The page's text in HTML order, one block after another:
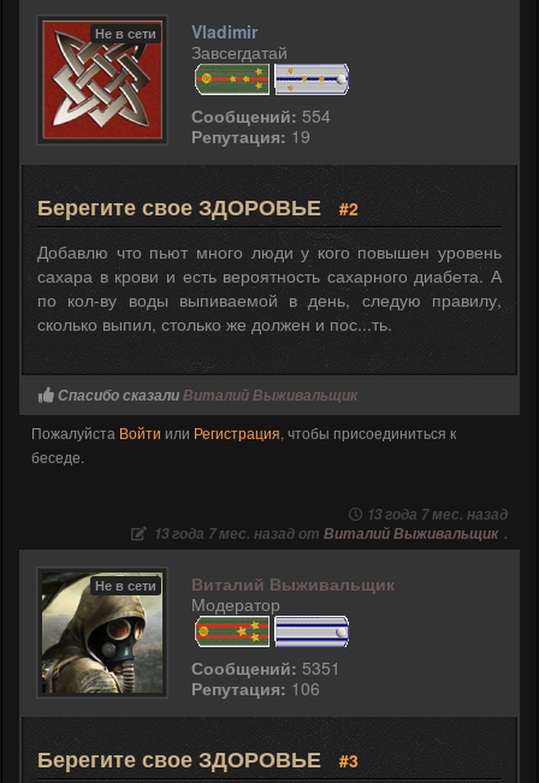
Не в сети
Vladimir
Завсегдатай
Сообщений: 554
Репутация: 19
Берегите свое ЗДОРОВЬЕ
#2
Добавлю что пьют много люди у кого повышен уровень
сахара в крови и есть вероятность сахарного диабета. А
по кол-ву воды выпиваемой в день, следую правилу,
сколько выпил, столько же должен и пос...ть.
Спасибо сказалиВиталий Выживальщик
Пожалуйста Войти или Регистрация, чтобы присоединиться к
беседе.
13 года 7 мес. назад
13 года 7 мес. назад от Виталий Выживальщик .
Не в сети
Виталий Выживальщик
Модератор
Сообщений: 5351
Репутация: 106
Берегите свое ЗДОРОВЬЕ #3